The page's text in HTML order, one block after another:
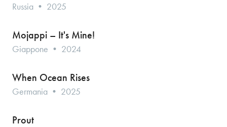
Russia • 2025
Mojappi – It's Mine!
Giappone • 2024
When Ocean Rises
Germania • 2025
Prout